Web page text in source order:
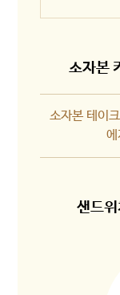
소자본
소자본 테이
샌드